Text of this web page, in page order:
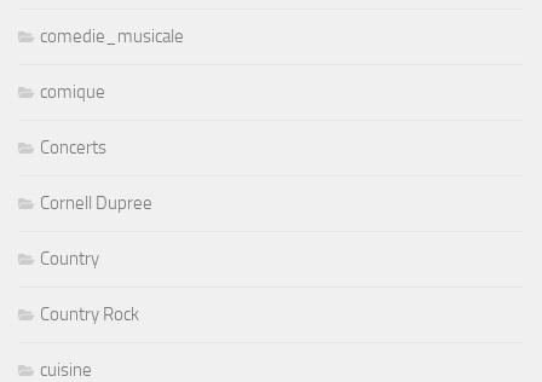
comedie_musicale
comique
Concerts
Cornell Dupree
Country
Country Rock
cuisine